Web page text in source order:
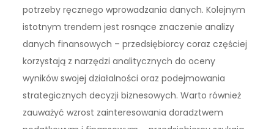
potrzeby ręcznego wprowadzania danych. Kolejnym
istotnym trendem jest rosnące znaczenie analizy
danych finansowych – przedsiębiorcy coraz częściej
korzystają z narzędzi analitycznych do oceny
wyników swojej działalności oraz podejmowania
strategicznych decyzji biznesowych. Warto również
zauważyć wzrost zainteresowania doradztwem